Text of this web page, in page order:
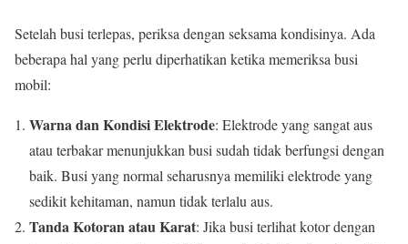
Setelah busi terlepas, periksa dengan seksama kondisinya. Ada
beberapa hal yang perlu diperhatikan ketika memeriksa busi
mobil:
Warna dan Kondisi Elektrode: Elektrode yang sangat aus
atau terbakar menunjukkan busi sudah tidak berfungsi dengan
baik. Busi yang normal seharusnya memiliki elektrode yang
sedikit kehitaman, namun tidak terlalu aus.
Tanda Kotoran atau Karat: Jika busi terlihat kotor dengan